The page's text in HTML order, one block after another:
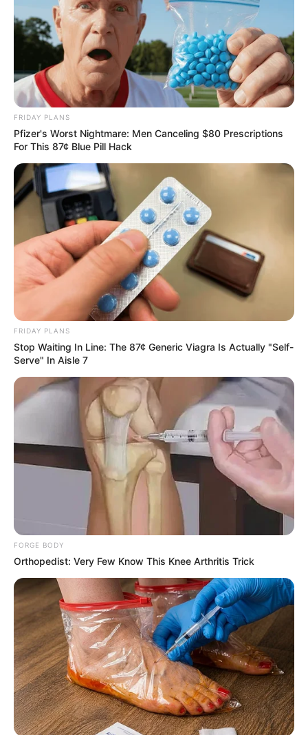
Todo comenzó a raíz de un incidente ocurrido
en una discoteca, que rápidamente trascendió
al ámbito público.
FRIDAY PLANS
Pfizer's Worst Nightmare: Men Canceling $80 Prescriptions
For This 87¢ Blue Pill Hack
FRIDAY PLANS
Stop Waiting In Line: The 87¢ Generic Viagra Is Actually "Self-
Serve" In Aisle 7
FORGE BODY
Orthopedist: Very Few Know This Knee Arthritis Trick